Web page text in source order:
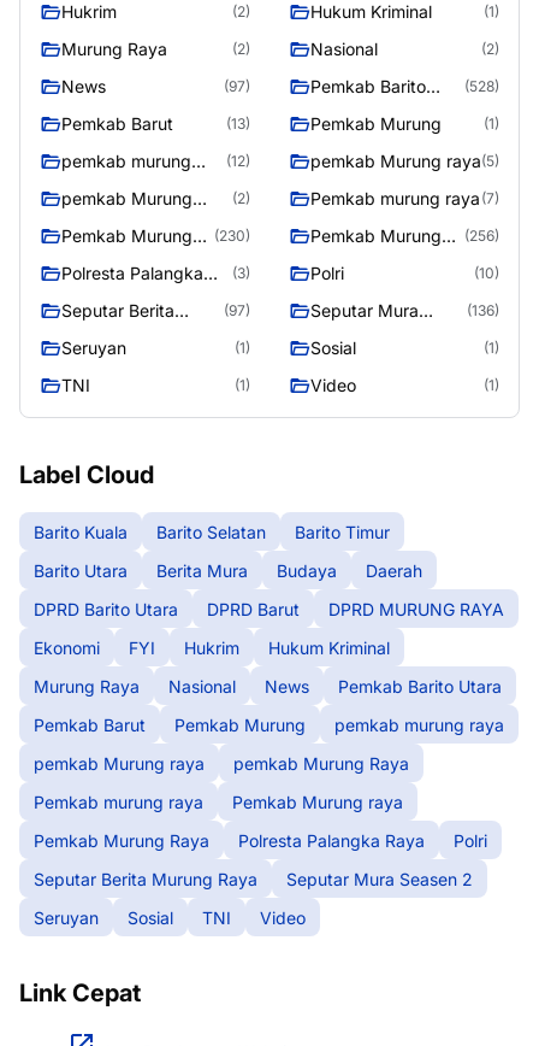
Hukrim (2) Hukum Kriminal (1)
Murung Raya (2) Nasional (2)
News (97)
Pemkab Barito
(528)
Pemkab Barut (13) Pemkab Murung (1)
pemkab murung
(12) pemkab Murung raya(5)
pemkab Murung
(2) Pemkab murung raya (7)
Pemkab Murung
(230)
Pemkab Murung
(256)
Polresta Palangka
(3) Polri (10)
Seputar Berita
(97)
Seputar Mura
(136)
Seruyan (1) Sosial (1)
TNI (1) Video (1)
Label Cloud
Barito Kuala Barito Selatan
Barito Timur
Barito Utara
Berita Mura Budaya
Daerah
DPRD Barito Utara
DPRD Barut
DPRD MURUNG RAYA
Ekonomi
FYI Hukrim
Hukum Kriminal
Murung Raya
Nasional News
Pemkab Barito Utara
Pemkab Barut
Pemkab Murung
pemkab murung raya
pemkab Murung raya
pemkab Murung Raya
Pemkab murung raya
Pemkab Murung raya
Pemkab Murung Raya
Polresta Palangka Raya
Polri
Seputar Berita Murung Raya
Seputar Mura Seasen 2
Seruyan
Sosial TNI Video
Link Cepat